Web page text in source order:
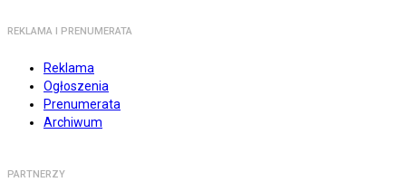
REKLAMA I PRENUMERATA
Reklama
Ogłoszenia
Prenumerata
Archiwum
PARTNERZY